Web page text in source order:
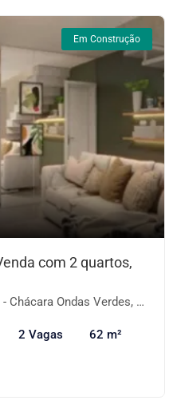
Em Construção
com 2 quartos,
Ondas Verdes, Cotia-SP
2 Vagas 62 m²